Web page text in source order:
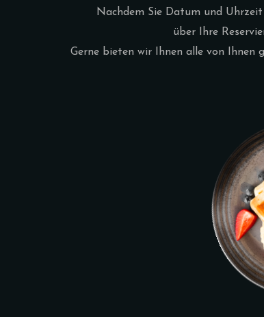
Nachdem Sie Datum und
über Ihre
Gerne bieten wir Ihnen alle von Ihnen